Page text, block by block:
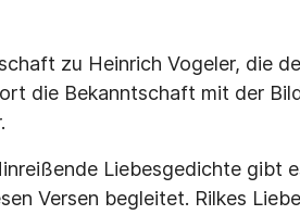
zu Heinrich Vogeler, die
die Bekanntschaft mit der
Liebesgedichte gibt
Versen begleitet. Rilkes